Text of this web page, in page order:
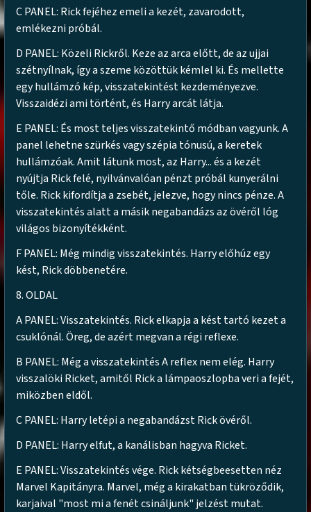
C PANEL: Rick fejéhez emeli a kezét, zavarodott,
emlékezni próbál.
D PANEL: Közeli Rickről. Keze az arca előtt, de az ujjai
szétnyílnak, így a szeme közöttük kémlel ki. És mellette
egy hullámzó kép, visszatekintést kezdeményezve.
Visszaidézi ami történt, és Harry arcát látja.
E PANEL: És most teljes visszatekintő módban vagyunk. A
panel lehetne szürkés vagy szépia tónusú, a keretek
hullámzóak. Amit látunk most, az Harry... és a kezét
nyújtja Rick felé, nyilvánvalóan pénzt próbál kunyerálni
tőle. Rick kifordítja a zsebét, jelezve, hogy nincs pénze. A
visszatekintés alatt a másik negabandázs az övéről lóg
világos bizonyítékként.
F PANEL: Még mindig visszatekintés. Harry előhúz egy
kést, Rick döbbenetére.
8. OLDAL
A PANEL: Visszatekintés. Rick elkapja a kést tartó kezet a
csuklónál. Öreg, de azért megvan a régi reflexe.
B PANEL: Még a visszatekintés A reflex nem elég. Harry
visszalöki Ricket, amitől Rick a lámpaoszlopba veri a fejét,
miközben eldől.
C PANEL: Harry letépi a negabandázst Rick övéről.
D PANEL: Harry elfut, a kanálisban hagyva Ricket.
E PANEL: Visszatekintés vége. Rick kétségbeesetten néz
Marvel Kapitányra. Marvel, még a kirakatban tükröződik,
karjaival "most mi a fenét csináljunk" jelzést mutat.